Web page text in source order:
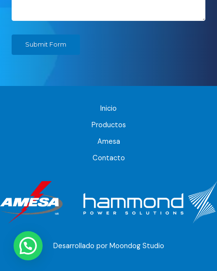
Submit Form
Inicio
Productos
Amesa
Contacto
Desarrollado por Moondog Studio